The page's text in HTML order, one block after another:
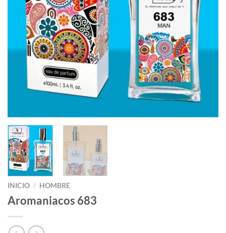
INICIO / HOMBRE
Aromaniacos 683